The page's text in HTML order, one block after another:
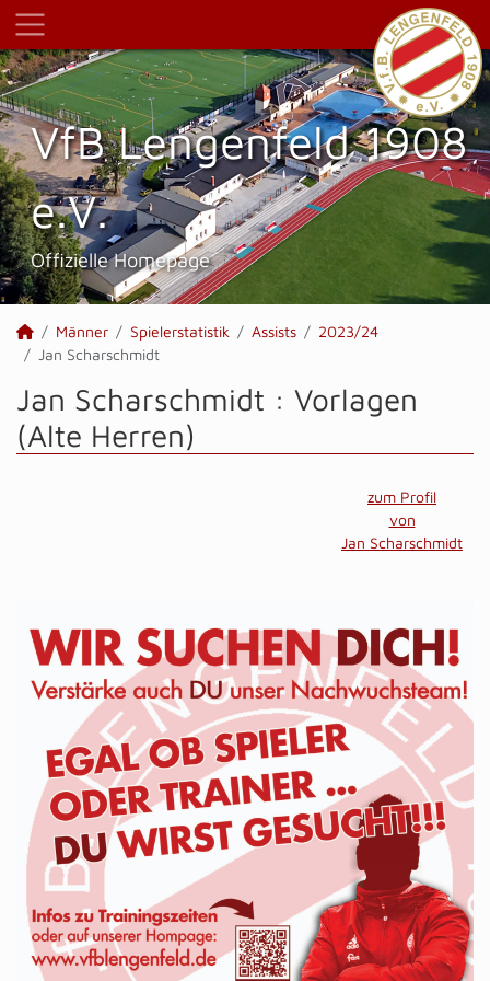
VfB Lengenfeld 1908
e.V.
Offizielle Homepage
Männer Spielerstatistik Assists
2023/24
Jan Scharschmidt
Jan Scharschmidt : Vorlagen
(Alte Herren)
zum Profil
von
Jan Scharschmidt